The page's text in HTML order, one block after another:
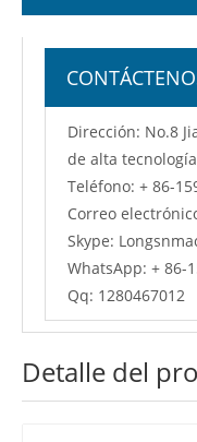
Dirección: No.8
de alta
Teléfono: + 86-
Correo
Skype:
WhatsApp: + 86-
Qq: 1280467012
Detalle del